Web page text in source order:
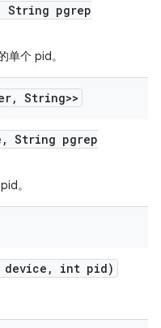
String pgrep
单个 pid。
, String>>
, String pgrep
。
device , int pid)